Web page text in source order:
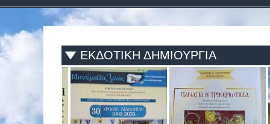
ΠΕΡΙΟΔΟΣ 2025 - 2026
ΠΕΡΙΟΔΟΣ 2024 - 2025
ΠΕΡΙΟΔΟΣ 2023 - 2024
ΠΕΡΙΟΔΟΣ 2022 - 2023
ΕΚΔΟΤΙΚΗ ΔΗΜΙΟΥΡΓΙΑ